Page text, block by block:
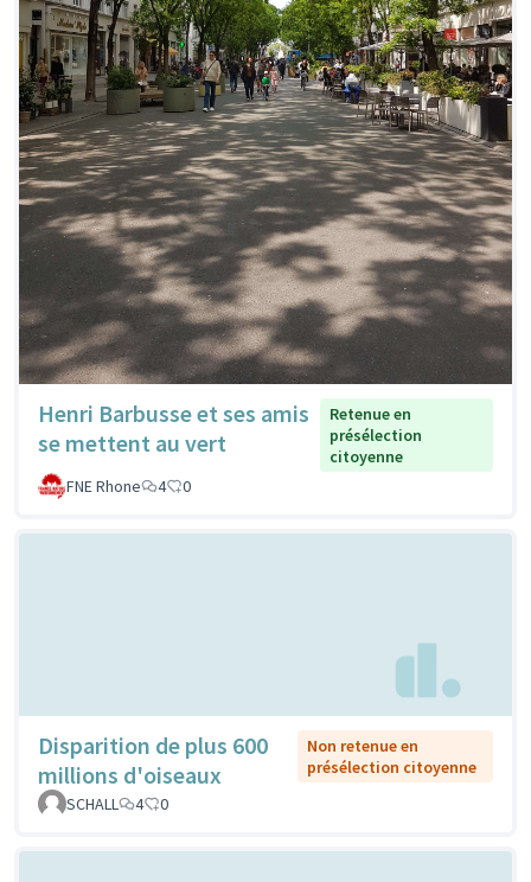
Henri Barbusse et ses amis
se mettent au vert
Retenue en
présélection
citoyenne
FNE Rhone
4 0
Disparition de plus 600
millions d'oiseaux
Non retenue en
présélection citoyenne
SCHALL
4 0